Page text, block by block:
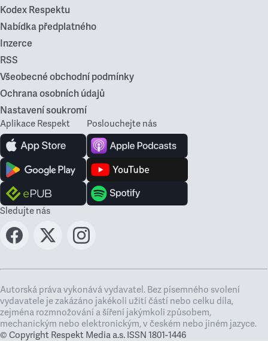
Kodex Respektu
Nabídka předplatného
Inzerce
RSS
Všeobecné obchodní podmínky
Ochrana osobních údajů
Nastavení soukromí
Aplikace Respekt Poslouchejte nás
Sledujte nás
Autorská práva vykonává vydavatel. Bez písemného svolení
vydavatele je zakázáno jakékoli užití částí nebo celku díla,
zejména rozmnožování a šíření jakýmkoli způsobem,
mechanickým nebo elektronickým, v českém nebo jiném jazyce.
© Copyright Respekt Media a.s. ISSN 1801-1446